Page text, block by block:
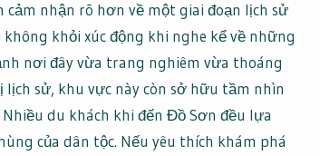
nhận rõ hơn về một giai đoạn lịch sử
khỏi xúc động khi nghe kể về những
nơi đây vừa trang nghiêm vừa thoáng
sử, khu vực này còn sở hữu tầm nhìn
du khách khi đến Đồ Sơn đều lựa
của dân tộc. Nếu yêu thích khám phá